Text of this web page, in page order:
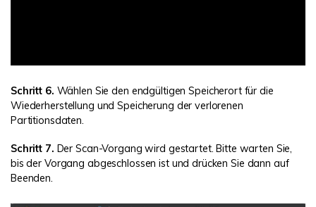
Schritt 6. Wählen Sie den endgültigen Speicherort für die
Wiederherstellung und Speicherung der verlorenen
Partitionsdaten.
Schritt 7. Der Scan-Vorgang wird gestartet. Bitte warten Sie,
bis der Vorgang abgeschlossen ist und drücken Sie dann auf
Beenden.